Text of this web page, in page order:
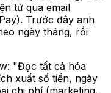
tử qua email
Trước đây anh
ngày tháng, rồi
"Đọc tất cả hóa
xuất số tiền, ngày
chi phí (marketing,